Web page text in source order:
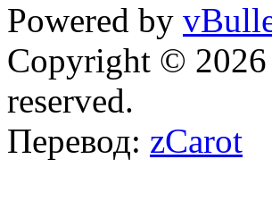
Powered by
Copyright ©
reserved.
Перевод: zCarot